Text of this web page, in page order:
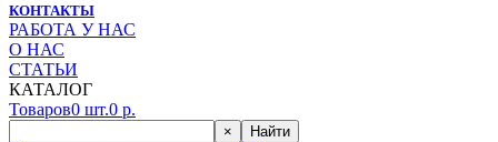
КОНТАКТЫ
РАБОТА У НАС
О НАС
СТАТЬИ
КАТАЛОГ
Товаров0 шт.0 р.
× Найти